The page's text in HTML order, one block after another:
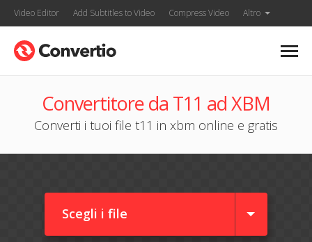
Video Editor Add Subtitles to Video Compress Video Altro
Convertitore da T11 ad XBM
Converti i tuoi file t11 in xbm online e gratis
Scegli i file